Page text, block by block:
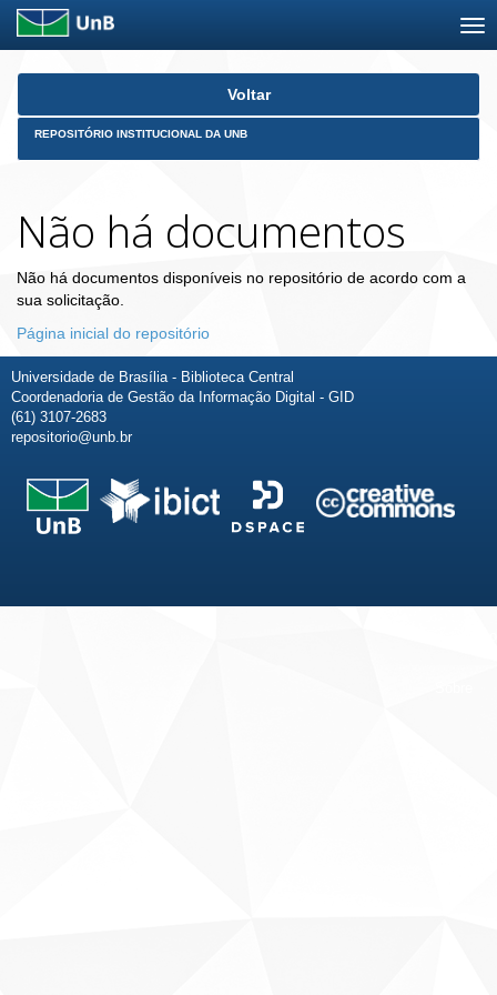
Skip
Voltar
REPOSITÓRIO INSTITUCIONAL DA UNB
Não há documentos
Não há documentos disponíveis no repositório de acordo com a
sua solicitação.
Página inicial do repositório
Universidade de Brasília - Biblioteca Central
Coordenadoria de Gestão da Informação Digital - GID
(61) 3107-2683
repositorio@unb.br